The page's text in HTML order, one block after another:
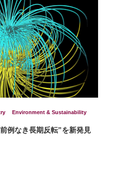
Environment & Sustainability
例なき長期反転”を新発見